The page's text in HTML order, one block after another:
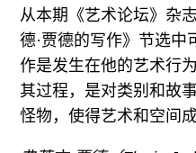
从本期《艺术论坛》杂
德·贾德的写作》节选中
作是发生在他的艺术行
其过程，是对类别和故
怪物，使得艺术和空间成